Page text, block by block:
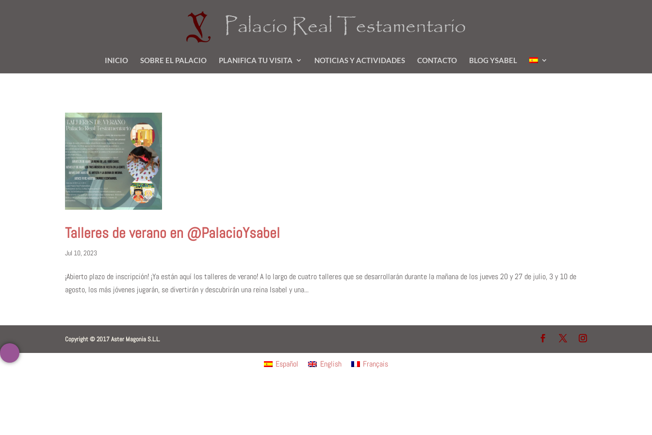
INICIO SOBRE EL PALACIO PLANIFICA TU VISITA NOTICIAS Y ACTIVIDADES CONTACTO BLOG YSABEL
Talleres de verano en @PalacioYsabel
Jul 10, 2023
¡Abierto plazo de inscripción! ¡Ya están aquí los talleres de verano! A lo largo de cuatro talleres que se desarrollarán durante la mañana de los jueves 20 y 27 de julio, 3 y 10 de
agosto, los más jóvenes jugarán, se divertirán y descubrirán una reina Isabel y una...
Copyright © 2017 Aster Magonia S.L.L.
Español English Français